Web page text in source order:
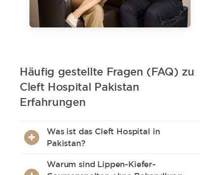
Häufig gestellte Fragen (FAQ) zu
Cleft Hospital Pakistan
Erfahrungen
Was ist das Cleft Hospital in
Pakistan?
Das Cleft Hospital in Gujrat ist ein
spezialisiertes Zentrum, das seit über 25
Warum sind Lippen-Kiefer-